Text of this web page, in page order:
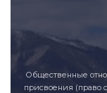
Общественные
присвоения (право